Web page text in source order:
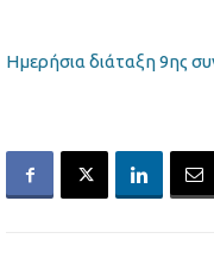
Ημερήσια διάταξη 9ης